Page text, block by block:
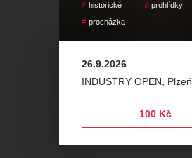
historické
prohlídky
procházka
26.9.2026
INDUSTRY OPEN
Plzeň
100 Kč